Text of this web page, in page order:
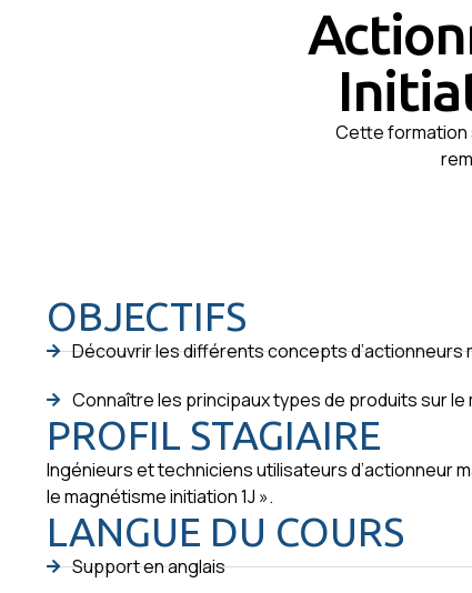
Cette formation
OBJECTIFS
Découvrir les différents concepts d’actionneurs
Connaître les principaux types de produits sur
PROFIL STAGIAIRE
Ingénieurs et techniciens utilisateurs d’actionneur
le magnétisme initiation 1J ».
LANGUE DU COURS
Support en anglais